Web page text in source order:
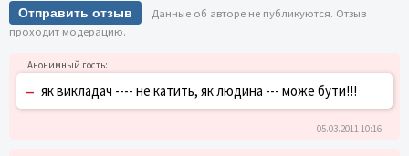
Отправить отзыв
Данные об авторе не публикуются. Отзыв
проходит модерацию.
– як викладач ---- не катить, як людина --- може бути!!!
05.03.2011 10:16